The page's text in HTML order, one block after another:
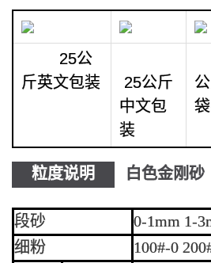
25公
斤英文包装
25公斤
中文包
装
粒度说明 白色金刚砂
段砂
0-1mm 1-
细粉
100#-0